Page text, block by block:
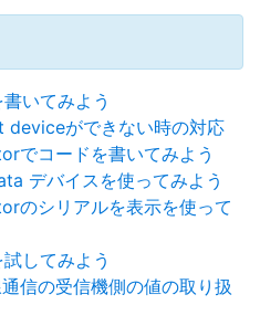
いてみよう
ができない時の対応
でコードを書いてみよう
デバイスを使ってみよう
のシリアルを表示を使って
してみよう
信の受信機側の値の取り扱